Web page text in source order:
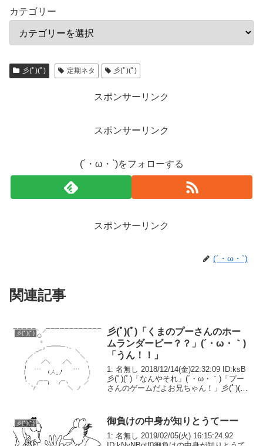
カテゴリー
彡(ﾟ)(ﾟ) 定期ネタ 彡(ﾟ)(ﾟ)
スポンサーリンク
スポンサーリンク
(´・ω・`)をフォローする
スポンサーリンク
(´・ω・`)
関連記事
彡(ﾟ)(ﾟ)
彡(ﾟ)(ﾟ)「くまのプーさんのホー
ムランダービー？？」(´・ω・｀)
「うん！！」
1: 名無し 2018/12/14(金)22:32:09 ID:ksB
彡(ﾟ)(ﾟ)「なんやそれ」(´・ω・｀)「プー
さんのゲームだよお兄ちゃん！」彡(ﾟ)(ﾟ)
じゃ...
彡(ﾟ)(ﾟ) 御負けの中身が知りとうてーー
1: 名無し 2019/02/05(火) 16:15:24.92